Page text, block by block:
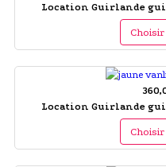
Location Guirlande
Location Guirlande